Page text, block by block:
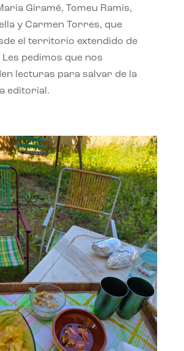
Giramé, Tomeu Ramis,
y Carmen Torres, que
el territorio extendido de
Les pedimos que nos
lecturas para salvar de la
editorial.